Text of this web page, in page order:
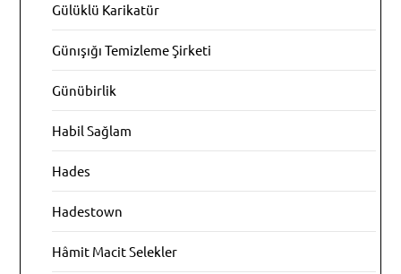
Gülüklü Karikatür
Günışığı Temizleme Şirketi
Günübirlik
Habil Sağlam
Hades
Hadestown
Hâmit Macit Selekler